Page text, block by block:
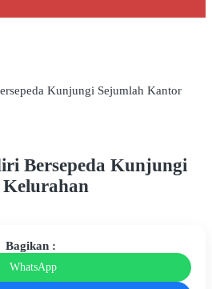
Kunjungi Sejumlah Kantor
Bersepeda Kunjungi
Bagikan :
WhatsApp